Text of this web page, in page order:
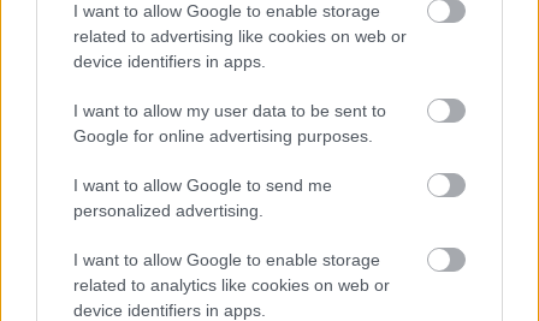
I want to allow Google to enable storage
related to advertising like cookies on web or
device identifiers in apps.
I want to allow my user data to be sent to
Google for online advertising purposes.
I want to allow Google to send me
personalized advertising.
I want to allow Google to enable storage
related to analytics like cookies on web or
device identifiers in apps.
teszi hozzá Zsiros Gabi mosolyogva.
A Szardínia Rally-n összesen 92 páros áll rajthoz, a
WRC2-es kategóriában Turán Frigyesék mellett 16
csapat indul. A négy napos versenyhétvégén 19
kell teljesíteniük a párosoknak. A vasárnapi
finálénak Alghero kikötője ad otthont.